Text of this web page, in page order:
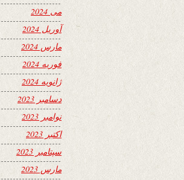
می 2024
آوریل 2024
مارس 2024
فوریه 2024
ژانویه 2024
دسامبر 2023
نوامبر 2023
اکتبر 2023
سپتامبر 2023
مارس 2023